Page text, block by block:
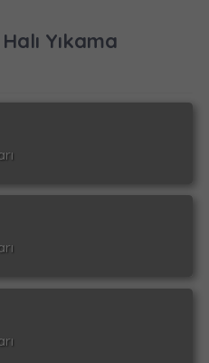
Yıkama